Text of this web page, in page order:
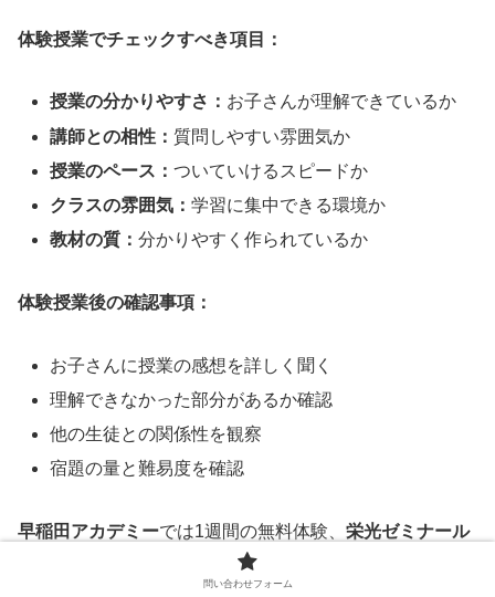
体験授業でチェックすべき項目：
授業の分かりやすさ： お子さんが理解できているか
講師との相性： 質問しやすい雰囲気か
授業のペース：ついていけるスピードか
クラスの雰囲気：学習に集中できる環境か
教材の質：分かりやすく作られているか
体験授業後の確認事項：
お子さんに授業の感想を詳しく聞く
理解できなかった部分があるか確認
他の生徒との関係性を観察
宿題の量と難易度を確認
早稲田アカデミーでは1週間の無料体験、 栄光ゼミナール
では最大4回の無料体験を実施しています。複数の塾で体
問い合わせフォーム